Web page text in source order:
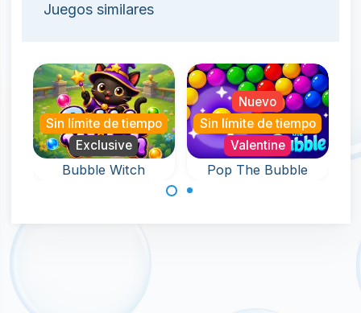
Juegos similares
Bubble Witch
Sin límite de tiempo
Exclusive
Ayuda a la bruja
Pop The Bubble
Nuevo
Sin límite de tiempo
Valentine